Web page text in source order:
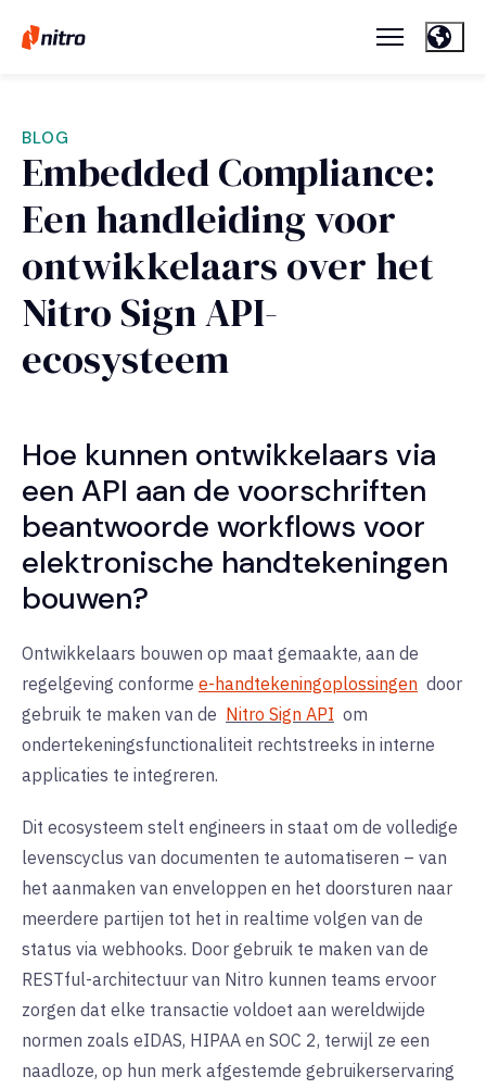
BLOG
Embedded Compliance:
Een handleiding voor
ontwikkelaars over het
Nitro Sign API-
ecosysteem
Hoe kunnen ontwikkelaars via
een API aan de voorschriften
beantwoorde workflows voor
elektronische handtekeningen
bouwen?
Ontwikkelaars bouwen op maat gemaakte, aan de
regelgeving conforme e-handtekeningoplossingen door
gebruik te maken van de Nitro Sign API om
ondertekeningsfunctionaliteit rechtstreeks in interne
applicaties te integreren.
Dit ecosysteem stelt engineers in staat om de volledige
levenscyclus van documenten te automatiseren – van
het aanmaken van enveloppen en het doorsturen naar
meerdere partijen tot het in realtime volgen van de
status via webhooks. Door gebruik te maken van de
RESTful-architectuur van Nitro kunnen teams ervoor
zorgen dat elke transactie voldoet aan wereldwijde
normen zoals eIDAS, HIPAA en SOC 2, terwijl ze een
naadloze, op hun merk afgestemde gebruikerservaring